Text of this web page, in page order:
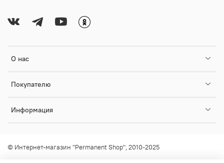
О нас
Покупателю
Информация
© Интернет-магазин "Permanent Shop", 2010-2025